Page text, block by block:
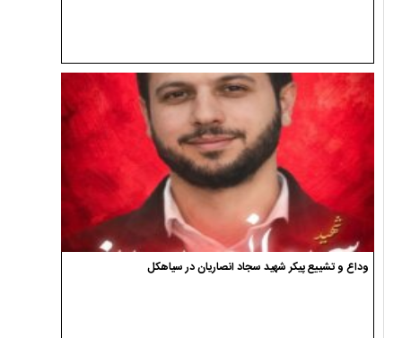
وداع و تشییع پیکر شهید سجاد انصاریان در سیاهکل